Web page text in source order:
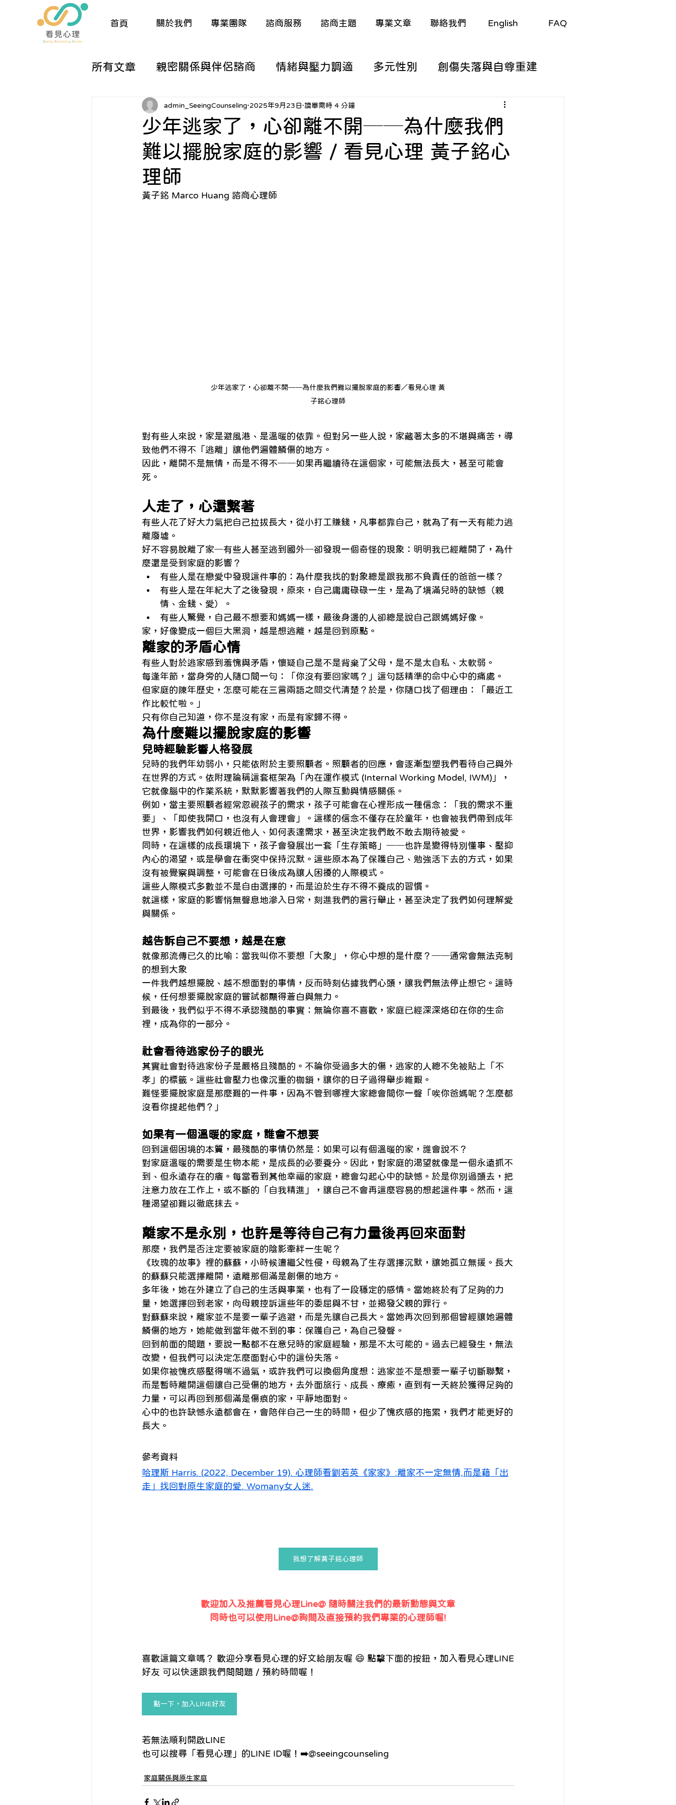
首頁 關於我們 專業團隊 諮商服務 諮商主題 專業文章 聯絡我們 English FAQ
所有文章 親密關係與伴侶諮商 情緒與壓力調適 多元性別 創傷失落與自尊重建
兒童與親職諮商 生涯/職涯議題 家庭關係與原生家庭
催眠與夢工作 人際議題 特殊議題（含多元語言） 熟年生活與適應
關於諮商的那些大小事
少年逃家了，心卻離不開──為什麼我們
難以擺脫家庭的影響 / 看見心理 黃子銘心
理師
admin_SeeingCounseling 2025年9月23日 讀畢需時 4 分鐘
黃子銘 Marco Huang 諮商心理師
少年逃家了，心卻離不開──為什麼我們難以擺脫家庭的影響／看見心理 黃
子銘心理師
對有些人來說，家是避風港、是溫暖的依靠。但對另一些人說，家藏著太多的不堪與痛苦，導
致他們不得不「逃離」讓他們遍體鱗傷的地方。
因此，離開不是無情，而是不得不──如果再繼續待在這個家，可能無法長大，甚至可能會
死。
人走了，心還繫著
有些人花了好大力氣把自己拉拔長大，從小打工賺錢，凡事都靠自己，就為了有一天有能力逃
離廢墟。
好不容易脫離了家─有些人甚至逃到國外─卻發現一個奇怪的現象：明明我已經離開了，為什
麼還是受到家庭的影響？
有些人是在戀愛中發現這件事的：為什麼我找的對象總是跟我那不負責任的爸爸一樣？
有些人是在年紀大了之後發現，原來，自己庸庸碌碌一生，是為了填滿兒時的缺憾（親
情、金錢、愛）。
有些人驚覺，自己最不想要和媽媽一樣，最後身邊的人卻總是說自己跟媽媽好像。
家，好像變成一個巨大黑洞，越是想逃離，越是回到原點。
離家的矛盾心情
有些人對於逃家感到羞愧與矛盾，懷疑自己是不是背棄了父母，是不是太自私、太軟弱。
每逢年節，當身旁的人隨口問一句：「你沒有要回家嗎？」這句話精準的命中心中的痛處。
但家庭的陳年歷史，怎麼可能在三言兩語之間交代清楚？於是，你隨口找了個理由：「最近工
作比較忙啦。」
只有你自己知道，你不是沒有家，而是有家歸不得。
為什麼難以擺脫家庭的影響
兒時經驗影響人格發展
兒時的我們年幼弱小，只能依附於主要照顧者。照顧者的回應，會逐漸型塑我們看待自己與外
在世界的方式。依附理論稱這套框架為「內在運作模式 (Internal Working Model, IWM)」，
它就像腦中的作業系統，默默影響著我們的人際互動與情感關係。
例如，當主要照顧者經常忽視孩子的需求，孩子可能會在心裡形成一種信念：「我的需求不重
要」、「即使我開口，也沒有人會理會」。這樣的信念不僅存在於童年，也會被我們帶到成年
世界，影響我們如何親近他人、如何表達需求，甚至決定我們敢不敢去期待被愛。
同時，在這樣的成長環境下，孩子會發展出一套「生存策略」──也許是變得特別懂事、壓抑
內心的渴望，或是學會在衝突中保持沉默。這些原本為了保護自己、勉強活下去的方式，如果
沒有被覺察與調整，可能會在日後成為讓人困擾的人際模式。
這些人際模式多數並不是自由選擇的，而是迫於生存不得不養成的習慣。
就這樣，家庭的影響悄無聲息地滲入日常，刻進我們的言行舉止，甚至決定了我們如何理解愛
與關係。
越告訴自己不要想，越是在意
就像那流傳已久的比喻：當我叫你不要想「大象」，你心中想的是什麼？──通常會無法克制
的想到大象
一件我們越想擺脫、越不想面對的事情，反而時刻佔據我們心頭，讓我們無法停止想它。這時
候，任何想要擺脫家庭的嘗試都顯得蒼白與無力。
到最後，我們似乎不得不承認殘酷的事實：無論你喜不喜歡，家庭已經深深烙印在你的生命
裡，成為你的一部分。
社會看待逃家份子的眼光
其實社會對待逃家份子是嚴格且殘酷的。不論你受過多大的傷，逃家的人總不免被貼上「不
孝」的標籤。這些社會壓力也像沉重的枷鎖，讓你的日子過得舉步維艱。
難怪要擺脫家庭是那麼難的一件事，因為不管到哪裡大家總會問你一聲「唉你爸媽呢？怎麼都
沒看你提起他們？」
如果有一個溫暖的家庭，誰會不想要
回到這個困境的本質，最殘酷的事情仍然是：如果可以有個溫暖的家，誰會說不？
對家庭溫暖的需要是生物本能，是成長的必要養分。因此，對家庭的渴望就像是一個永遠抓不
到、但永遠存在的癢。每當看到其他幸福的家庭，總會勾起心中的缺憾。於是你別過頭去，把
注意力放在工作上，或不斷的「自我精進」，讓自己不會再這麼容易的想起這件事。然而，這
種渴望卻難以徹底抹去。
離家不是永別，也許是等待自己有力量後再回來面對
那麼，我們是否注定要被家庭的陰影牽絆一生呢？
《玫瑰的故事》裡的蘇蘇，小時候遭繼父性侵，母親為了生存選擇沉默，讓她孤立無援。長大
的蘇蘇只能選擇離開，遠離那個滿是創傷的地方。
多年後，她在外建立了自己的生活與事業，也有了一段穩定的感情。當她終於有了足夠的力
量，她選擇回到老家，向母親控訴這些年的委屈與不甘，並揭發父親的罪行。
對蘇蘇來說，離家並不是要一輩子逃避，而是先讓自己長大。當她再次回到那個曾經讓她遍體
鱗傷的地方，她能做到當年做不到的事：保護自己，為自己發聲。
回到前面的問題，要說一點都不在意兒時的家庭經驗，那是不太可能的。過去已經發生，無法
改變，但我們可以決定怎麼面對心中的這份失落。
如果你被愧疚感壓得喘不過氣，或許我們可以換個角度想：逃家並不是想要一輩子切斷聯繫，
而是暫時離開這個讓自己受傷的地方，去外面旅行、成長、療癒，直到有一天終於獲得足夠的
力量，可以再回到那個滿是傷痕的家，平靜地面對。
心中的也許缺憾永遠都會在，會陪伴自己一生的時間，但少了愧疚感的拖累，我們才能更好的
長大。
參考資料
哈理斯 Harris. (2022, December 19). 心理師看劉若英《家家》:離家不一定無情,而是藉「出
走」找回對原生家庭的愛. Womany女人迷.
我想了解黃子銘心理師
歡迎加入及推薦看見心理Line@ 隨時關注我們的最新動態與文章
同時也可以使用Line@詢問及直接預約我們專業的心理師喔!
喜歡這篇文章嗎？ 歡迎分享看見心理的好文給朋友喔 😄 點擊下面的按鈕，加入看見心理LINE
好友 可以快速跟我們問問題 / 預約時間喔！
點一下，加入LINE好友
若無法順利開啟LINE
也可以搜尋「看見心理」的LINE ID喔！➡️@seeingcounseling
家庭關係與原生家庭